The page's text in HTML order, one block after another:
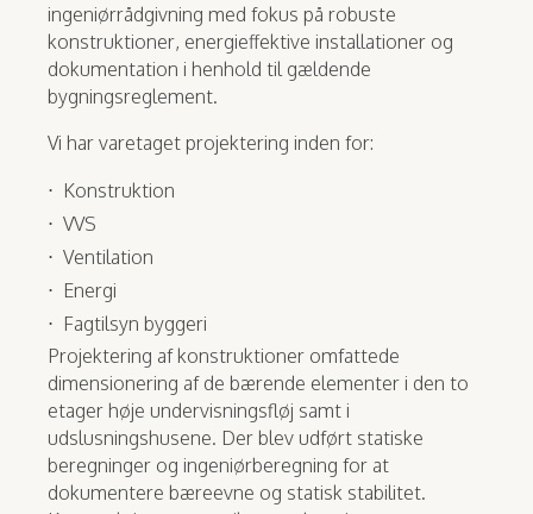
ingeniørrådgivning med fokus på robuste
konstruktioner, energieffektive installationer og
dokumentation i henhold til gældende
bygningsreglement.
Vi har varetaget projektering inden for:
Konstruktion
VVS
Ventilation
Energi
Fagtilsyn byggeri
Projektering af konstruktioner omfattede
dimensionering af de bærende elementer i den to
etager høje undervisningsfløj samt i
udslusningshusene. Der blev udført statiske
beregninger og ingeniørberegning for at
dokumentere bæreevne og statisk stabilitet.